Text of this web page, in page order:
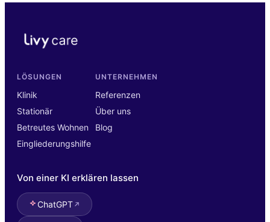
LÖSUNGEN
Klinik
Stationär
Betreutes Wohnen
Eingliederungshilfe
UNTERNEHMEN
Referenzen
Über uns
Blog
Von einer KI erklären lassen
ChatGPT